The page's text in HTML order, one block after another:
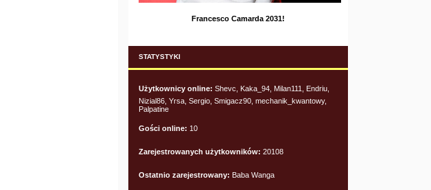
Francesco Camarda 2031!
STATYSTYKI
Użytkownicy online: Shevc, Kaka_94, Milan111, Endriu,
Nizial86, Yrsa, Sergio, Smigacz90, mechanik_kwantowy,
Palpatine
Gości online: 10
Zarejestrowanych użytkowników: 20108
Ostatnio zarejestrowany: Baba Wanga